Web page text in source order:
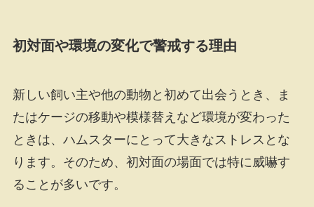
初対面や環境の変化で警戒する理由
新しい飼い主や他の動物と初めて出会うとき、ま
たはケージの移動や模様替えなど環境が変わった
ときは、ハムスターにとって大きなストレスとな
ります。そのため、初対面の場面では特に威嚇す
ることが多いです。